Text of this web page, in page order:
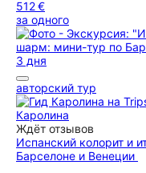
512 €
за одного
3 дня
авторский тур
Каролина
Ждёт отзывов
Испанский колорит и
Барселоне и Венеции